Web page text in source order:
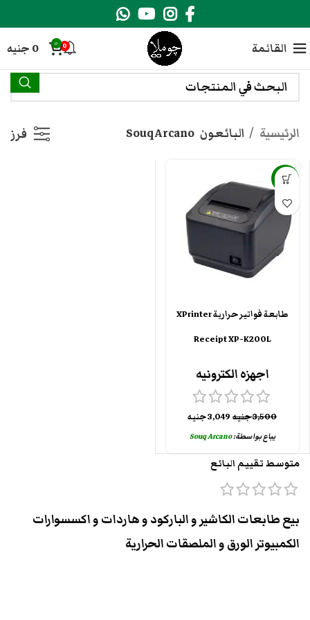
القائمة 0
0
0 جنيه
الرئيسية البائعون Souq Arcano فرز
-13%
طابعة فواتير حرارية XPrinter
Receipt XP-K200L
اجهزه الكترونيه
3,500جنيه 3,049جنيه
يباع بواسطة:Souq Arcano
متوسط تقييم البائع
بيع طابعات الكاشير و الباركود و هاردات و اكسسوارات
الكمبيوتر الورق و الملصقات الحرارية